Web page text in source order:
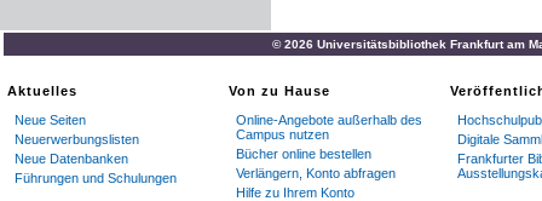
© 2026 Universitätsbibliothek Frankfurt am
Aktuelles
Neue Seiten
Neuerwerbungslisten
Neue Datenbanken
Führungen und Schulungen
Von zu Hause
Online-Angebote außerhalb des
Campus nutzen
Bücher online bestellen
Verlängern, Konto abfragen
Hilfe zu Ihrem Konto
Digitale
Frankfurter